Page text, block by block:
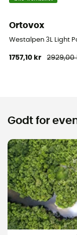
Ortovox
Westalpen 3L Light
1757,10 kr 2929,00
Godt for